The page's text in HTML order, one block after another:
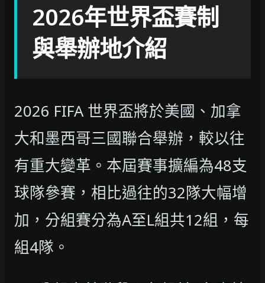
2026年世界盃賽制
與舉辦地介紹
2026 FIFA 世界盃將於美國、加拿
大和墨西哥三國聯合舉辦，較以往
有重大變革。本屆賽事擴編為48支
球隊參賽，相比過往的32隊大幅增
加，分組賽分為A至L組共12組，每
組4隊。